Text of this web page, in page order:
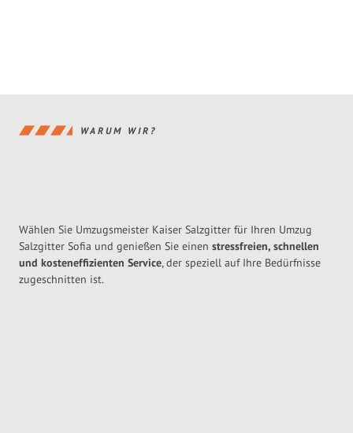
WARUM WIR?
Wählen Sie Umzugsmeister Kaiser Salzgitter für Ihren Umzug
Salzgitter Sofia und genießen Sie einen stressfreien, schnellen
und kosteneffizienten Service, der speziell auf Ihre Bedürfnisse
zugeschnitten ist.